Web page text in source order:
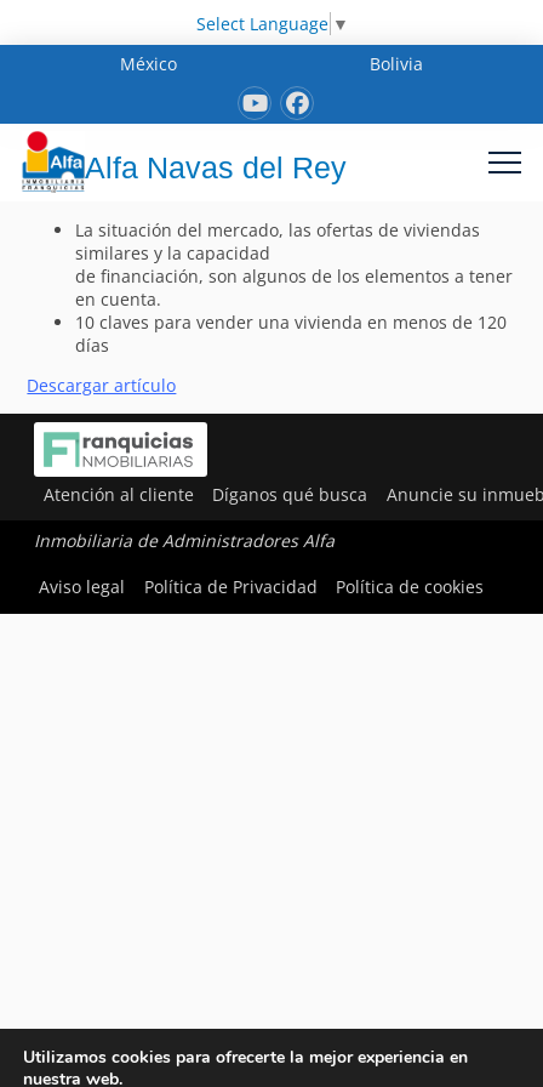
Select Language ▼
México
Bolivia
Alfa Navas del Rey
La situación del mercado, las ofertas de viviendas
similares y la capacidad
de financiación, son algunos de los elementos a tener
en cuenta.
10 claves para vender una vivienda en menos de 120
días
Descargar artículo
Atención al cliente Díganos qué busca Anuncie su
Inmobiliaria de Administradores Alfa
Aviso legal
Política de Privacidad Política de cookies
Utilizamos cookies para ofrecerte la mejor experiencia en
nuestra web.